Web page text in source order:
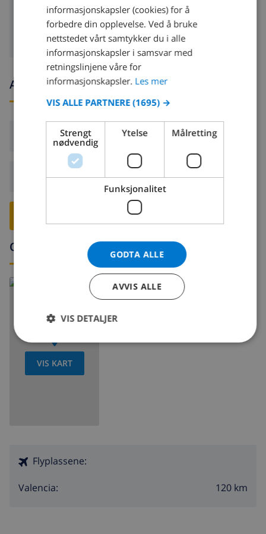
tørketrommel
Ankomst- og avgangstider
Ankomst: Fra 17:00 før 20:00
Avreise:Før: 10:00
RESERVER DENNE VILLAEN ›
Omgivelser
VIS KART
Les mer om:
Spania >Costa Blanca >
Flyplassene:
Valencia: 120 km
SPANISH
GERMAN
NORWEGIAN
informasjonskapsler (cookies) for å
forbedre din opplevelse. Ved å bruke
nettstedet vårt samtykker du i alle
informasjonskapsler i samsvar med
retningslinjene våre for
informasjonskapsler. Les mer
VIS ALLE PARTNERE (1695) →
Strengt
nødvendig
Ytelse Målretting
Funksjonalitet
GODTA ALLE
AVVIS ALLE
VIS DETALJER